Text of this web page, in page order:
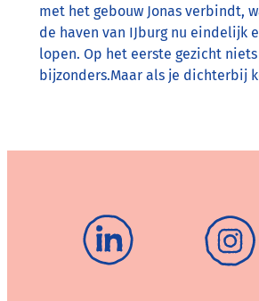
met het gebouw Jonas verbindt,
de haven van IJburg nu eindelijk
lopen. Op het eerste gezicht niets
bijzonders.Maar als je dichterbij